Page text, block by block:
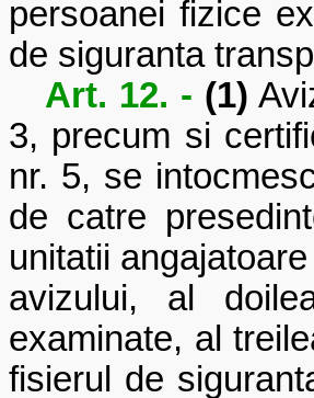
persoanei fizice
de siguranta
Art. 12. - (1)
3, precum si
nr. 5, se
de catre
unitatii
avizului, al
examinate, al
fisierul de